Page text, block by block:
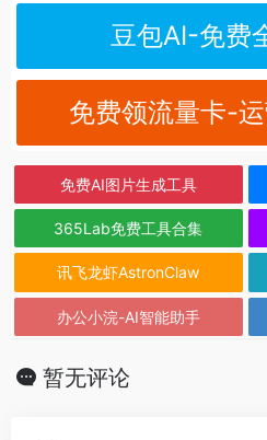
豆包AI-免费
免费领流量卡-
免费AI图片生成工具
365Lab免费工具合集
讯飞龙虾AstronClaw
办公小浣-AI智能助手
暂无评论